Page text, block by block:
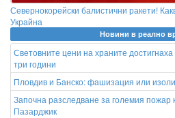
Севернокорейски балистични ракети!
Украйна
Новини в реално
Световните цени на храните
три години
Пловдив и Банско: фашизация или
Започна разследване за големия пожар
Пазарджик